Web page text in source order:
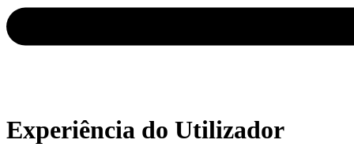
Experiência do Utilizador